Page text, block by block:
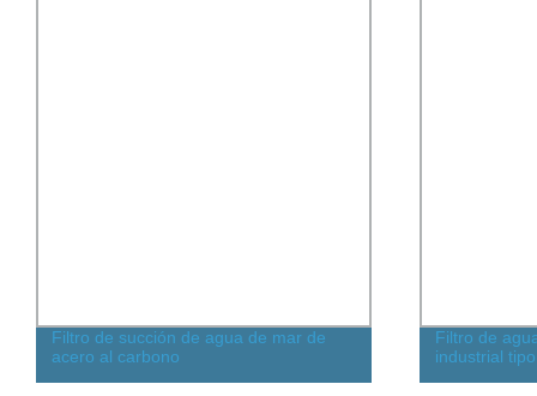
Filtro de agua de acero inoxidable
industrial tipo Y con rosca hembra
aceite